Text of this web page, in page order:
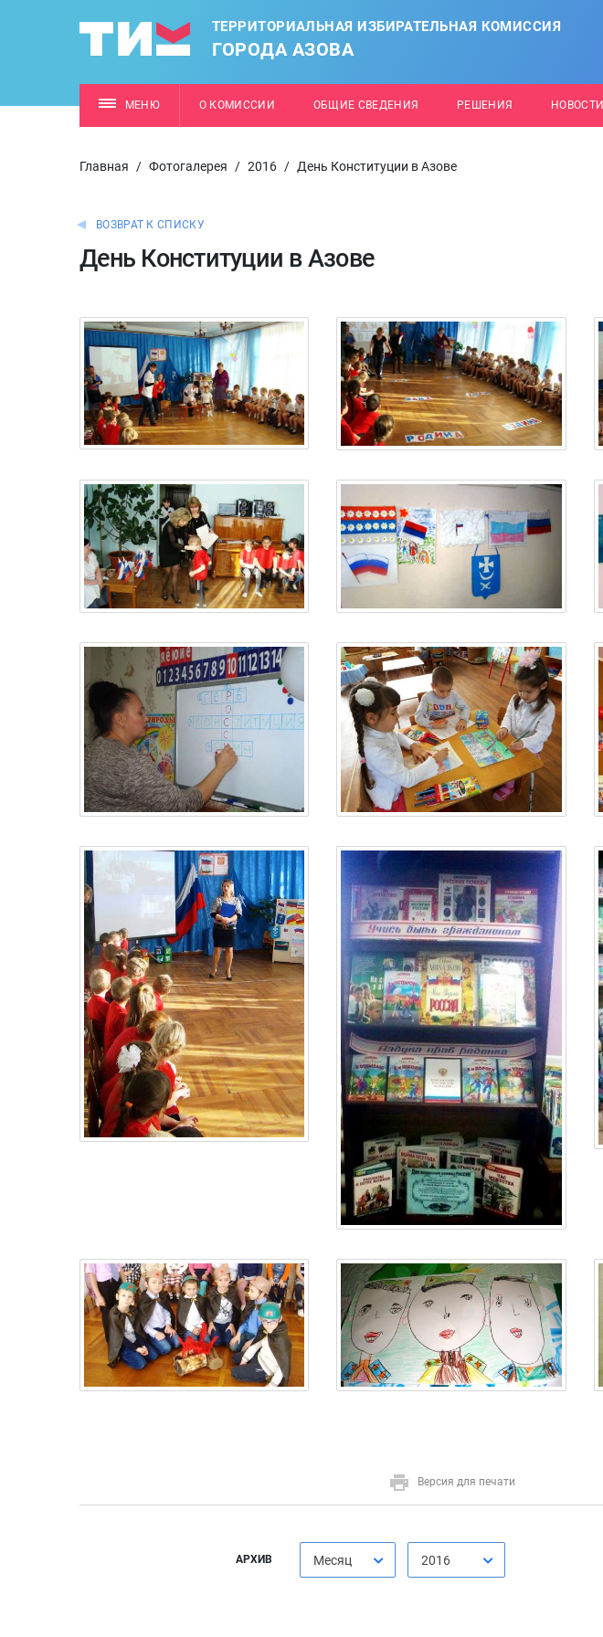
ТЕРРИТОРИАЛЬНАЯ ИЗБИРАТЕЛЬНАЯ КОМИССИЯ
ГОРОДА АЗОВА
МЕНЮ О КОМИССИИ ОБЩИЕ СВЕДЕНИЯ РЕШЕНИЯ НОВОСТИ
Главная / Фотогалерея / 2016 / День Конституции в Азове
ВОЗВРАТ К СПИСКУ
День Конституции в Азове
Версия для печати
АРХИВ Месяц 2016